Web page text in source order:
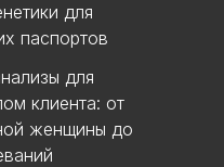
для
паспортов
для
клиента: от
женщины до